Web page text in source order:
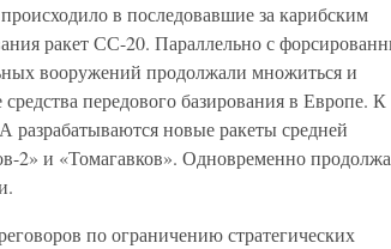
в последовавшие за карибским
ракет СС-20. Параллельно с
вооружений продолжали множиться и
передового базирования в Европе. К
новые ракеты средней
2» и «Томагавков». Одновременно
по ограничению стратегических